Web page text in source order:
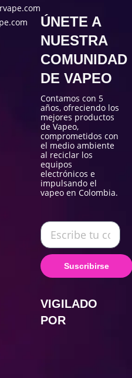
ÚNETE A
NUESTRA
COMUNIDAD
DE VAPEO
Contamos con 5
años, ofreciendo los
mejores productos
de Vapeo,
comprometidos con
el medio ambiente
al reciclar los
equipos
electrónicos e
impulsando el
vapeo en Colombia.
Suscribirse
VIGILADO
POR